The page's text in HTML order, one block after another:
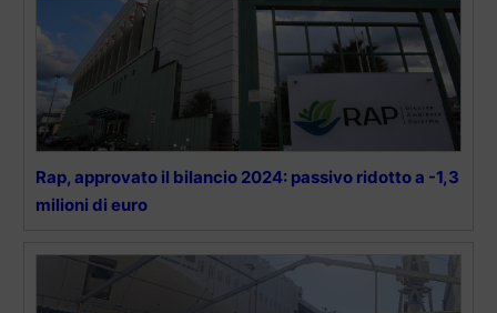
Rap, approvato il bilancio 2024: passivo ridotto a -1,3
milioni di euro